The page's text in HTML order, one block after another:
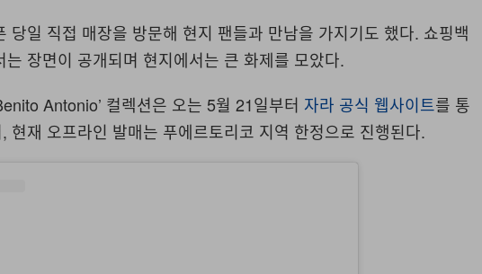
당일 직접 매장을 방문해 현지 팬들과 만남을 가지기도 했다. 쇼핑백
는 장면이 공개되며 현지에서는 큰 화제를 모았다.
Antonio’ 컬렉션은 오는 5월 21일부터 자라 공식 웹사이트를 통
, 현재 오프라인 발매는 푸에르토리코 지역 한정으로 진행된다.